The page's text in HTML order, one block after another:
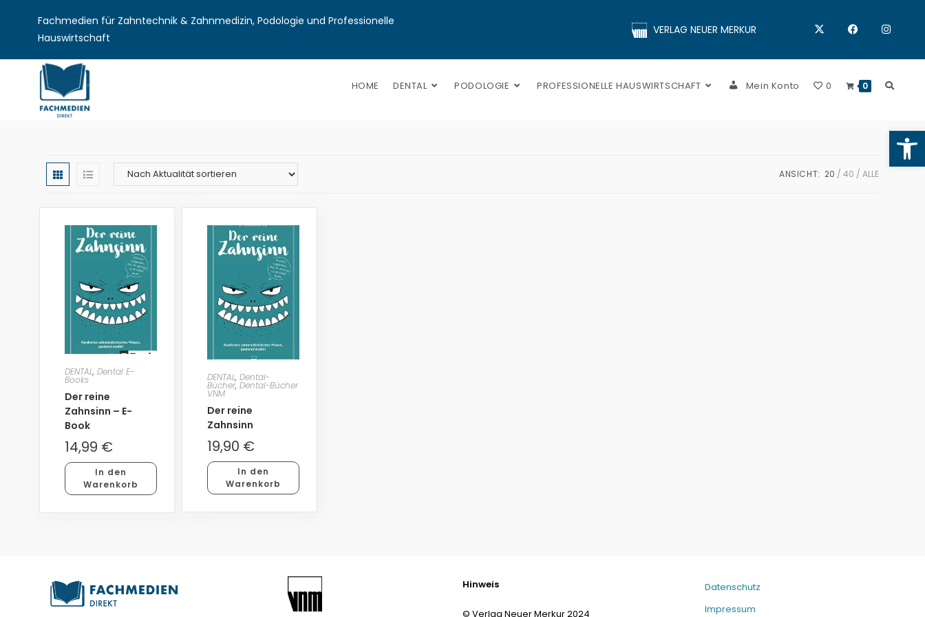
Fachmedien für Zahntechnik & Zahnmedizin, Podologie und Professionelle
Hauswirtschaft
VERLAG NEUER MERKUR
HOME DENTAL PODOLOGIE PROFESSIONELLE HAUSWIRTSCHAFT Mein Konto 0 0
ANSICHT: 20 40 ALLE
DENTAL,Dental E-
Books
Der reine
Zahnsinn – E-
Book
14,99 €
In den
Warenkorb
DENTAL,Dental-
Bücher,Dental-Bücher
VNM
Der reine
Zahnsinn
19,90 €
In den
Warenkorb
Hinweis
© Verlag Neuer Merkur 2024
Datenschutz
Impressum